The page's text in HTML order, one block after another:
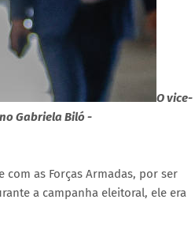
O vice-
Gabriela Biló -
as Forças Armadas, por ser
a campanha eleitoral, ele era